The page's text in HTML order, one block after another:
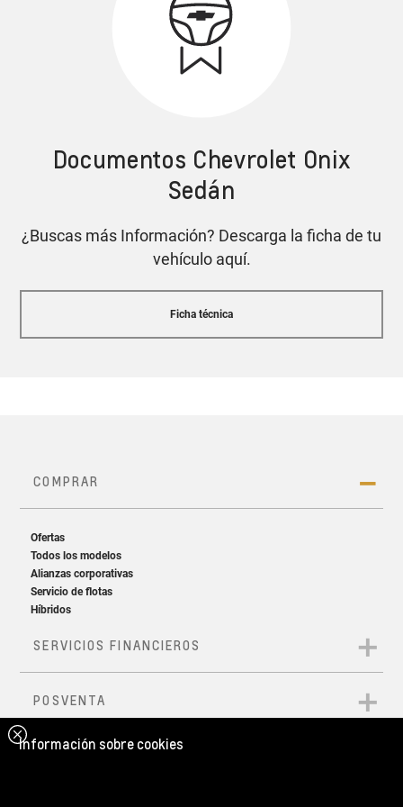
Cotiza tu Onix Sedán
Asistente de parqueo semi-automático
Características y equipamiento pueden variar según
Alerta de punto ciego
Tecnología OnStar
con asistencia 24/7
Documentos Chevrolet Onix
Sedán
¿Buscas más Información? Descarga la ficha de tu
vehículo aquí.
Ficha técnica
Información sobre cookies